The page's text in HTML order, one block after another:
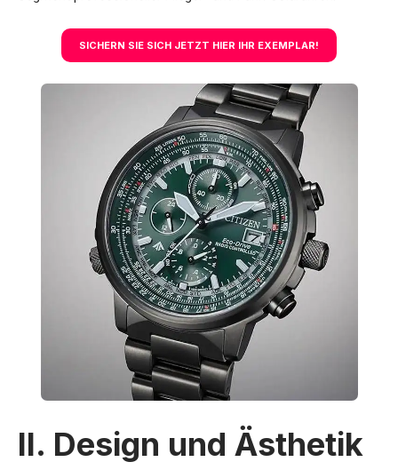
SICHERN SIE SICH JETZT HIER IHR EXEMPLAR!
II. Design und Ästhetik